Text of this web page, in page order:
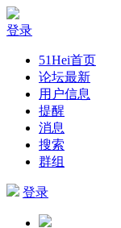
登录
51Hei首页
论坛最新
用户信息
提醒
消息
搜索
群组
登录